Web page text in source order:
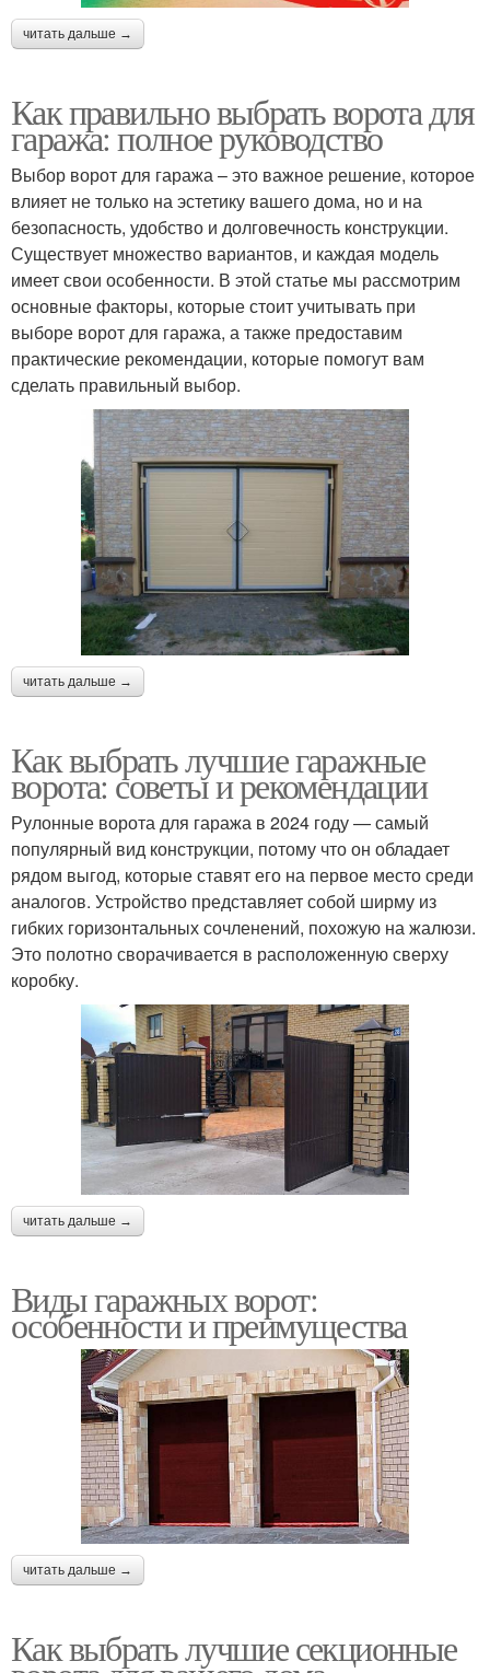
читать дальше →
Как правильно выбрать ворота для
гаража: полное руководство
Выбор ворот для гаража – это важное решение, которое
влияет не только на эстетику вашего дома, но и на
безопасность, удобство и долговечность конструкции.
Существует множество вариантов, и каждая модель
имеет свои особенности. В этой статье мы рассмотрим
основные факторы, которые стоит учитывать при
выборе ворот для гаража, а также предоставим
практические рекомендации, которые помогут вам
сделать правильный выбор.
читать дальше →
Как выбрать лучшие гаражные
ворота: советы и рекомендации
Рулонные ворота для гаража в 2024 году — самый
популярный вид конструкции, потому что он обладает
рядом выгод, которые ставят его на первое место среди
аналогов. Устройство представляет собой ширму из
гибких горизонтальных сочленений, похожую на жалюзи.
Это полотно сворачивается в расположенную сверху
коробку.
читать дальше →
Виды гаражных ворот:
особенности и преимущества
читать дальше →
Как выбрать лучшие секционные